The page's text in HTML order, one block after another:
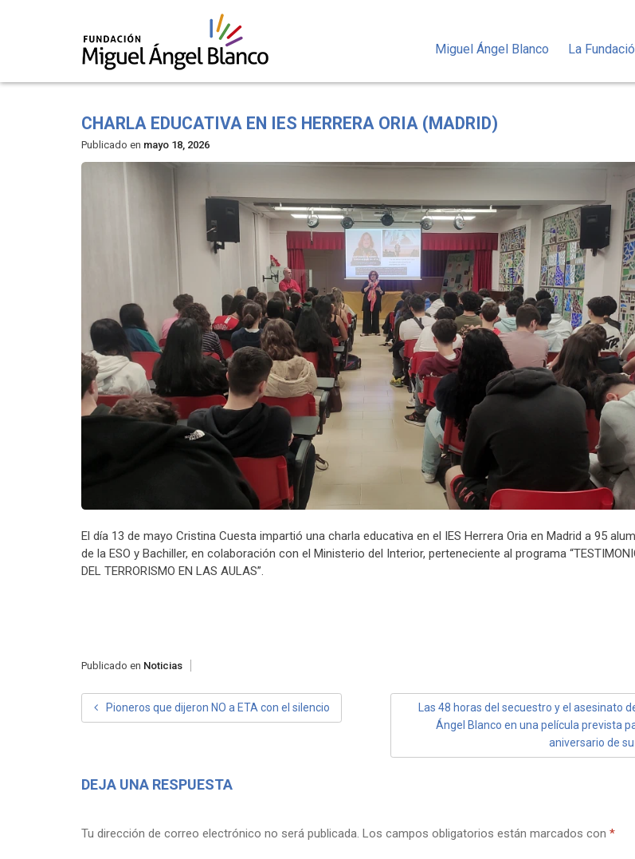
Miguel Ángel Blanco La
CHARLA EDUCATIVA EN IES HERRERA ORIA (MADRID)
Publicado en mayo 18, 2026
El día 13 de mayo Cristina Cuesta impartió una charla educativa en el IES Herrera Oria en Madrid a 95
de la ESO y Bachiller, en colaboración con el Ministerio del Interior, perteneciente al programa
DEL TERRORISMO EN LAS AULAS”.
Publicado en Noticias
NAVEGACIÓN
Pioneros que dijeron NO a ETA con el silencio
Las 48 horas del secuestro y el asesinato
Ángel Blanco en una película prevista
aniversario de
DEJA UNA RESPUESTA
Tu dirección de correo electrónico no será publicada. Los campos obligatorios están marcados con *